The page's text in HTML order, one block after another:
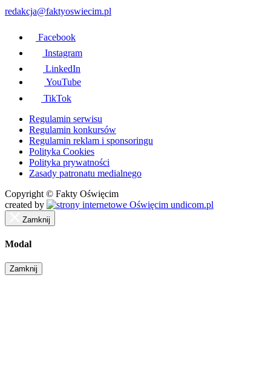
redakcja@faktyoswiecim.pl
Facebook
Instagram
LinkedIn
YouTube
TikTok
Regulamin serwisu
Regulamin konkursów
Regulamin reklam i sponsoringu
Polityka Cookies
Polityka prywatności
Zasady patronatu medialnego
Copyright © Fakty Oświęcim
created by
undicom.pl
Zamknij
Modal
Zamknij